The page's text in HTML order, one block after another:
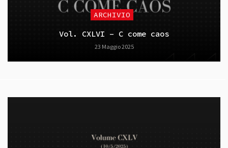
ARCHIVIO
Vol. CXLVI – C come caos
23 Maggio 2025